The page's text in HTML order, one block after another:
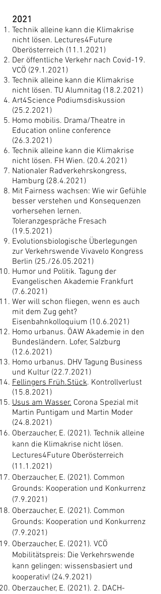
2021
Technik alleine kann die Klimakrise
nicht lösen. Lectures4Future
Oberösterreich (11.1.2021)
Der öffentliche Verkehr nach Covid-19.
VCÖ (29.1.2021)
Technik alleine kann die Klimakrise
nicht lösen. TU Alumnitag (18.2.2021)
Art4Science Podiumsdiskussion
(25.2.2021)
Homo mobilis. Drama/Theatre in
Education online conference
(26.3.2021)
Technik alleine kann die Klimakrise
nicht lösen. FH Wien. (20.4.2021)
Nationaler Radverkehrskongress,
Hamburg (28.4.2021)
Mit Fairness wachsen: Wie wir Gefühle
besser verstehen und Konsequenzen
vorhersehen lernen.
Toleranzgespräche Fresach
(19.5.2021)
Evolutionsbiologische Überlegungen
zur Verkehrswende Vivavelo Kongress
Berlin (25./26.05.2021)
Humor und Politik. Tagung der
Evangelischen Akademie Frankfurt
(7.6.2021)
Wer will schon fliegen, wenn es auch
mit dem Zug geht?
Eisenbahnkolloquium (10.6.2021)
Homo urbanus. ÖAW Akademie in den
Bundesländern. Lofer, Salzburg
(12.6.2021)
Homo urbanus. DHV Tagung Business
und Kultur (22.7.2021)
Fellingers Früh.Stück. Kontrollverlust
(15.8.2021)
Usus am Wasser. Corona Spezial mit
Martin Puntigam und Martin Moder
(24.8.2021)
Oberzaucher, E. (2021). Technik alleine
kann die Klimakrise nicht lösen.
Lectures4Future Oberösterreich
(11.1.2021)
Oberzaucher, E. (2021). Common
Grounds: Kooperation und Konkurrenz
(7.9.2021)
Oberzaucher, E. (2021). Common
Grounds: Kooperation und Konkurrenz
(7.9.2021)
Oberzaucher, E. (2021). VCÖ
Mobilitätspreis: Die Verkehrswende
kann gelingen: wissensbasiert und
kooperativ! (24.9.2021)
Oberzaucher, E. (2021). 2. DACH-